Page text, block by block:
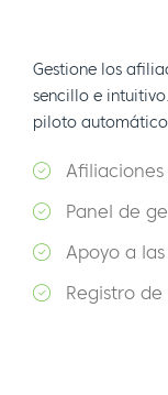
Gestione los
sencillo e
piloto
Panel de
Apoyo a
Registro